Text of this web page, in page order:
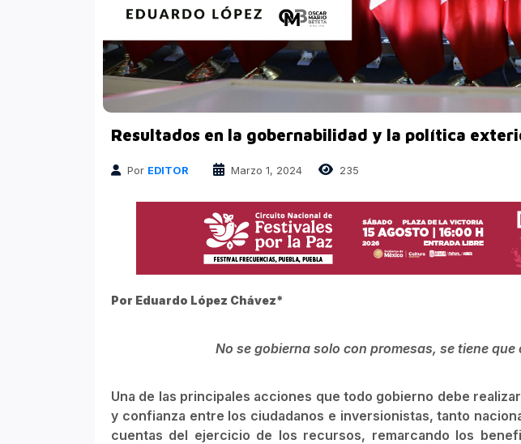
Resultados en la gobernabilidad y la política
Por EDITOR Marzo 1, 2024 235
Por Eduardo López Chávez*
No se gobierna solo con promesas, se tiene
Una de las principales acciones que todo gobierno debe
y confianza entre los ciudadanos e inversionistas, tanto
cuentas del ejercicio de los recursos, remarcando los
Atrapados en las Redes
Columnas Político Financieras
Principales medios
Nacional